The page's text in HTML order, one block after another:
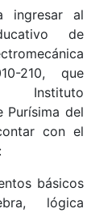
ingresar al
de
210, que
Purísima del
con el
básicos
lógica